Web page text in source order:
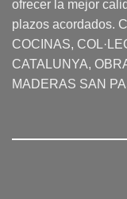
ofrecer la mejor
plazos acordados.
COCINAS,
CATALUNYA,
MADERAS SAN